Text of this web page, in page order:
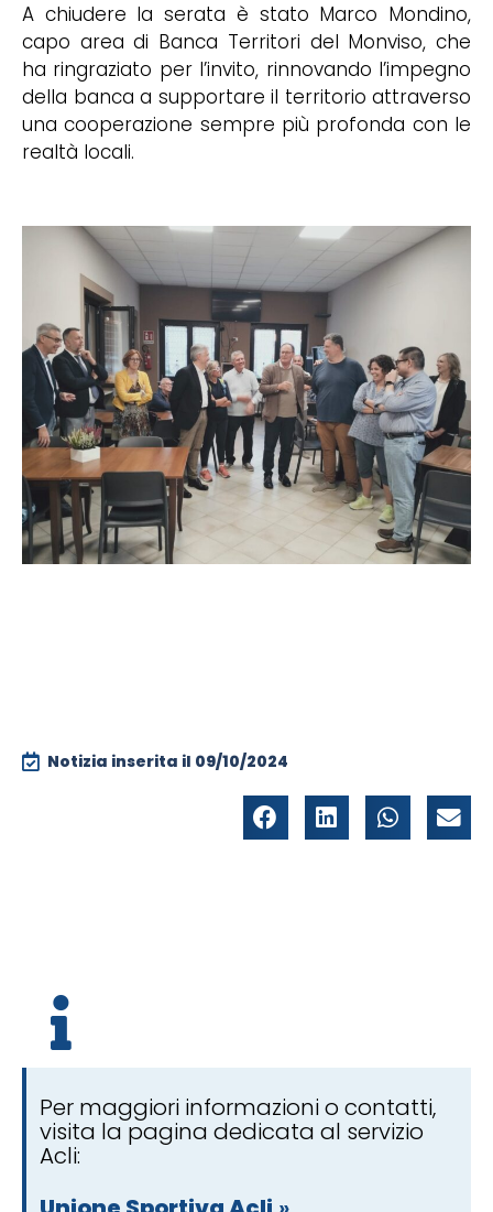
A chiudere la serata è stato Marco Mondino,
capo area di Banca Territori del Monviso, che
ha ringraziato per l’invito, rinnovando l’impegno
della banca a supportare il territorio attraverso
una cooperazione sempre più profonda con le
realtà locali.
Notizia inserita il 09/10/2024
Per maggiori informazioni o contatti,
visita la pagina dedicata al servizio
Acli: